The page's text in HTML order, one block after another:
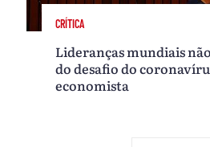
CRÍTICA
Lideranças mundiais
do desafio do
economista